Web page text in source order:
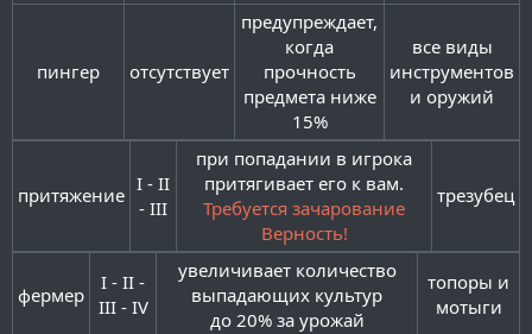
пингер​ отсутствует​
предупреждает,
когда
прочность
предмета ниже
15%​
все виды
инструментов
и оружий​
притяжение​ I - II
- III​
при попадании в игрока
притягивает его к вам.
Требуется зачарование
Верность!
трезубец​
фермер​
I - II -
III - IV​
увеличивает количество
выпадающих культур
до 20% за урожай​
топоры и
мотыги​